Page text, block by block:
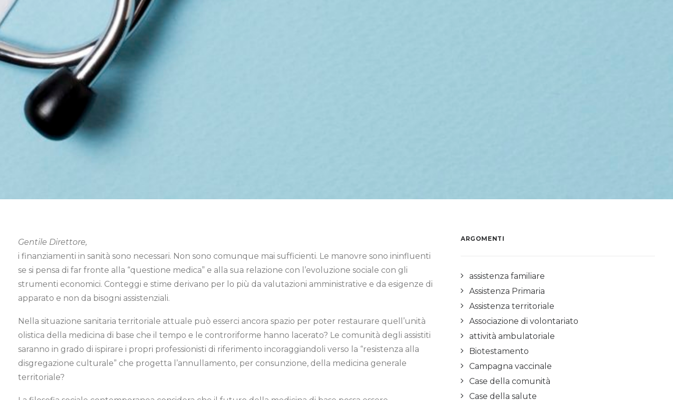
Gentile Direttore,
i finanziamenti in sanità sono necessari. Non sono comunque mai sufficienti. Le manovre sono ininfluenti
se si pensa di far fronte alla “questione medica” e alla sua relazione con l’evoluzione sociale con gli
strumenti economici. Conteggi e stime derivano per lo più da valutazioni amministrative e da esigenze di
apparato e non da bisogni assistenziali.
Nella situazione sanitaria territoriale attuale può esserci ancora spazio per poter restaurare quell’unità
olistica della medicina di base che il tempo e le controriforme hanno lacerato? Le comunità degli assistiti
saranno in grado di ispirare i propri professionisti di riferimento incoraggiandoli verso la “resistenza alla
disgregazione culturale” che progetta l’annullamento, per consunzione, della medicina generale
territoriale?
ARGOMENTI
assistenza familiare
Assistenza Primaria
Assistenza territoriale
Associazione di volontariato
attività ambulatoriale
Biotestamento
Campagna vaccinale
Case della comunità
Case della salute